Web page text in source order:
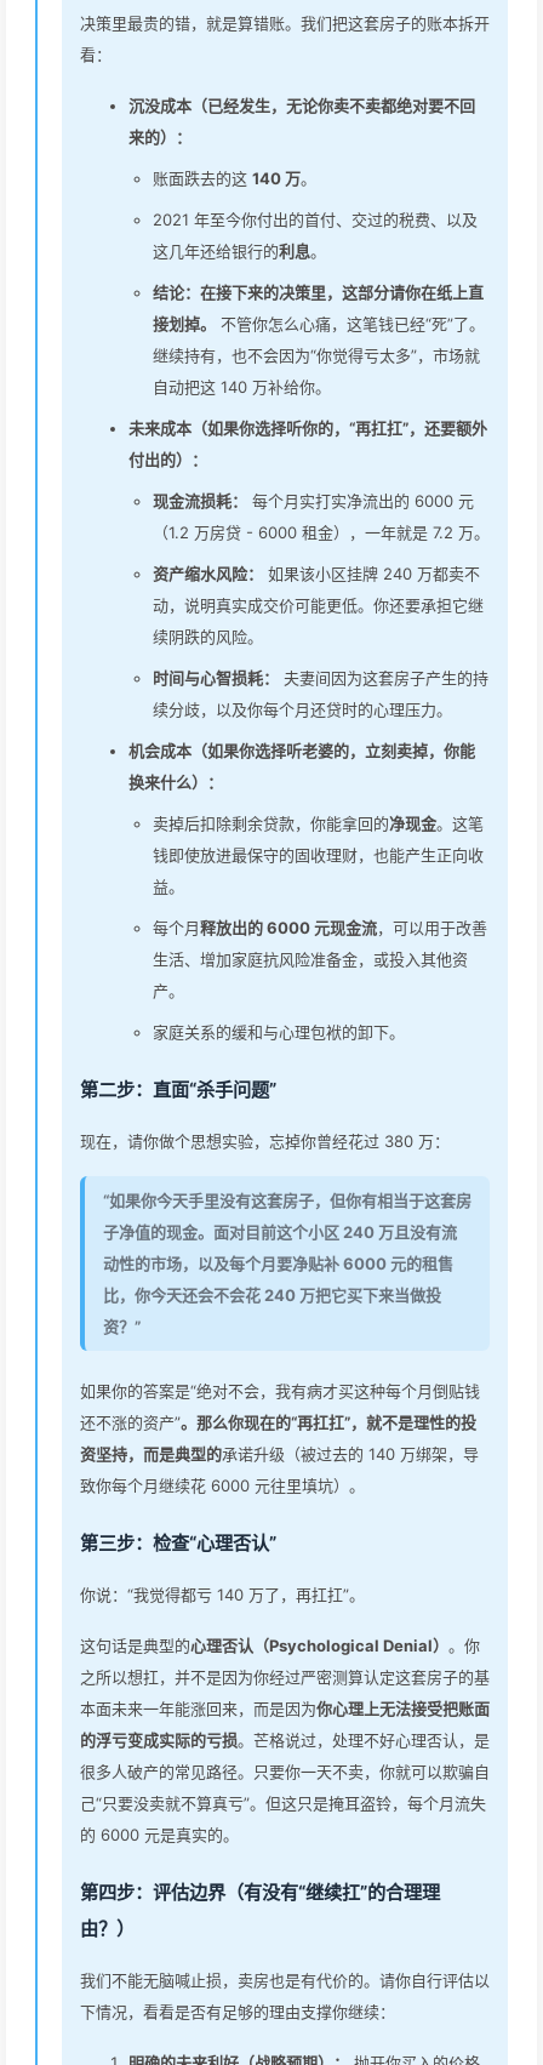
决策里最贵的错，就是算错账。我们把这套房子的账本拆开
看：
沉没成本（已经发生，无论你卖不卖都绝对要不回
来的）：
账面跌去的这 140 万。
2021 年至今你付出的首付、交过的税费、以及
这几年还给银行的利息。
结论：在接下来的决策里，这部分请你在纸上直
接划掉。
不管你怎么心痛，这笔钱已经“死”了。
继续持有，也不会因为“你觉得亏太多”，市场就
自动把这 140 万补给你。
未来成本（如果你选择听你的，“再扛扛”，还要额外
付出的）：
现金流损耗：
每个月实打实净流出的 6000 元
（1.2 万房贷 - 6000 租金），一年就是 7.2 万。
资产缩水风险：
如果该小区挂牌 240 万都卖不
动，说明真实成交价可能更低。你还要承担它继
续阴跌的风险。
时间与心智损耗：
夫妻间因为这套房子产生的持
续分歧，以及你每个月还贷时的心理压力。
机会成本（如果你选择听老婆的，立刻卖掉，你能
换来什么）：
卖掉后扣除剩余贷款，你能拿回的净现金。这笔
钱即使放进最保守的固收理财，也能产生正向收
益。
每个月释放出的 6000 元现金流，可以用于改善
生活、增加家庭抗风险准备金，或投入其他资
产。
家庭关系的缓和与心理包袱的卸下。
第二步：直面“杀手问题”
现在，请你做个思想实验，忘掉你曾经花过 380 万：
“如果你今天手里没有这套房子，但你有相当于这套房
子净值的现金。面对目前这个小区 240 万且没有流
动性的市场，以及每个月要净贴补 6000 元的租售
比，你今天还会不会花 240 万把它买下来当做投
资？”
如果你的答案是“绝对不会，我有病才买这种每个月倒贴钱
还不涨的资产”。那么你现在的“再扛扛”，就不是理性的投
资坚持，而是典型的承诺升级（被过去的 140 万绑架，导
致你每个月继续花 6000 元往里填坑）。
第三步：检查“心理否认”
你说：“我觉得都亏 140 万了，再扛扛”。
这句话是典型的心理否认（Psychological Denial） 。你
之所以想扛，并不是因为你经过严密测算认定这套房子的基
本面未来一年能涨回来，而是因为你心理上无法接受把账面
的浮亏变成实际的亏损。芒格说过，处理不好心理否认，是
很多人破产的常见路径。只要你一天不卖，你就可以欺骗自
己“只要没卖就不算真亏”。但这只是掩耳盗铃，每个月流失
的 6000 元是真实的。
第四步：评估边界（有没有“继续扛”的合理理
由？）
我们不能无脑喊止损，卖房也是有代价的。请你自行评估以
下情况，看看是否有足够的理由支撑你继续：